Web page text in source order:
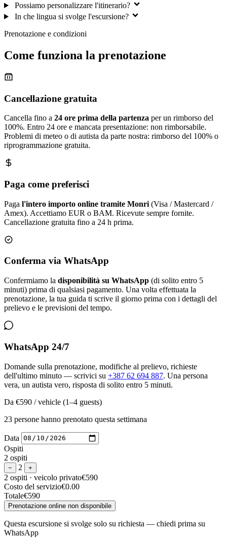
Possiamo personalizzare l'itinerario?
In che lingua si svolge l'escursione?
Prenotazione e condizioni
Come funziona la prenotazione
Cancellazione gratuita
Cancella fino a 24 ore prima della partenza per un rimborso del
100%. Entro 24 ore e mancata presentazione: non rimborsabile.
Problemi di meteo o di autista da parte nostra: rimborso del 100% o
riprogrammazione gratuita.
Paga come preferisci
Paga l'intero importo online tramite Monri (Visa / Mastercard /
Amex). Accettiamo EUR o BAM. Ricevute sempre fornite.
Cancellazione gratuita fino a 24 h prima.
Conferma via WhatsApp
Confermiamo la disponibilità su WhatsApp (di solito entro 5
minuti) prima di qualsiasi pagamento. Una volta effettuata la
prenotazione, la tua guida ti scrive il giorno prima con i dettagli del
prelievo e le previsioni del tempo.
WhatsApp 24/7
Domande sulla prenotazione, modifiche al prelievo, richieste
dell'ultimo minuto — scrivici su +387 62 694 887. Una persona
vera, un autista vero, risposta di solito entro 5 minuti.
Da €590 / vehicle (1–4 guests)
23 persone hanno prenotato questa settimana
Data
Ospiti
2 ospiti
− 2 +
2 ospiti · veicolo privato€590
Costo del servizio€0.00
Totale€590
Prenotazione online non disponibile
Questa escursione si svolge solo su richiesta — chiedi prima su
WhatsApp